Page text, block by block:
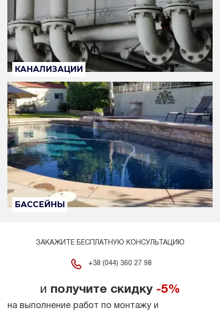
КАНАЛИЗАЦИИ
БАССЕЙНЫ
ЗАКАЖИТЕ БЕСПЛАТНУЮ КОНСУЛЬТАЦИЮ
+38 (044) 360 27 98
и получите скидку -5%
на выполнение работ по монтажу и